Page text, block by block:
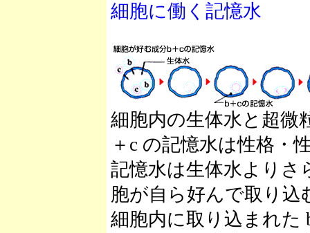
細胞に働く記憶水
細胞内の生体水と超微
＋c の記憶水は性格・
記憶水は生体水よりさ
胞が自ら好んで取り込
細胞内に取り込まれた